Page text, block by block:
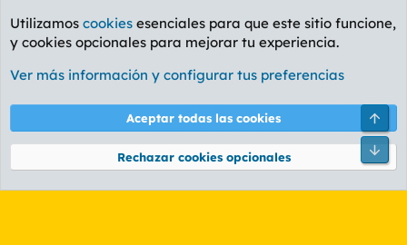
Foro General
Cookies
PL OLDSTYLE AMARILLO
Términos y reglas Política de privacidad Ayuda
Community platform by XenForo® © 2010-2026 XenForo Ltd.
Utilizamos cookies esenciales para que este sitio funcione,
y cookies opcionales para mejorar tu experiencia.
Ver más información y configurar tus preferencias
Aceptar todas las cookies
Rechazar cookies opcionales
Pie